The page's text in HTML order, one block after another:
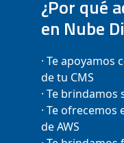
¿Por qué
en Nube
· Te
de tu CMS
· Te
· Te
de AWS